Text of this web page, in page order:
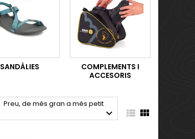
SANDÀLIES
COMPLEMENTS I
ACCESORIS
Preu, de més gran a més petit
  